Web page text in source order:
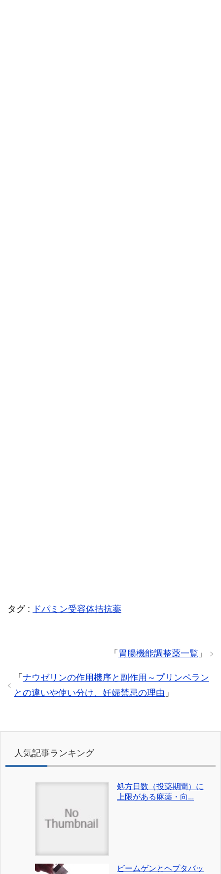
タグ : ドパミン受容体拮抗薬
「 胃腸機能調整薬一覧 」
「 ナウゼリンの作用機序と副作用～プリンペラン
との違いや使い分け、妊婦禁忌の理由 」
人気記事ランキング
処方日数（投薬期間）に
上限がある麻薬・向...
ビームゲンとヘプタバッ